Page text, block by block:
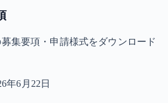
集要項・申請様式をダウンロード
年6月22日